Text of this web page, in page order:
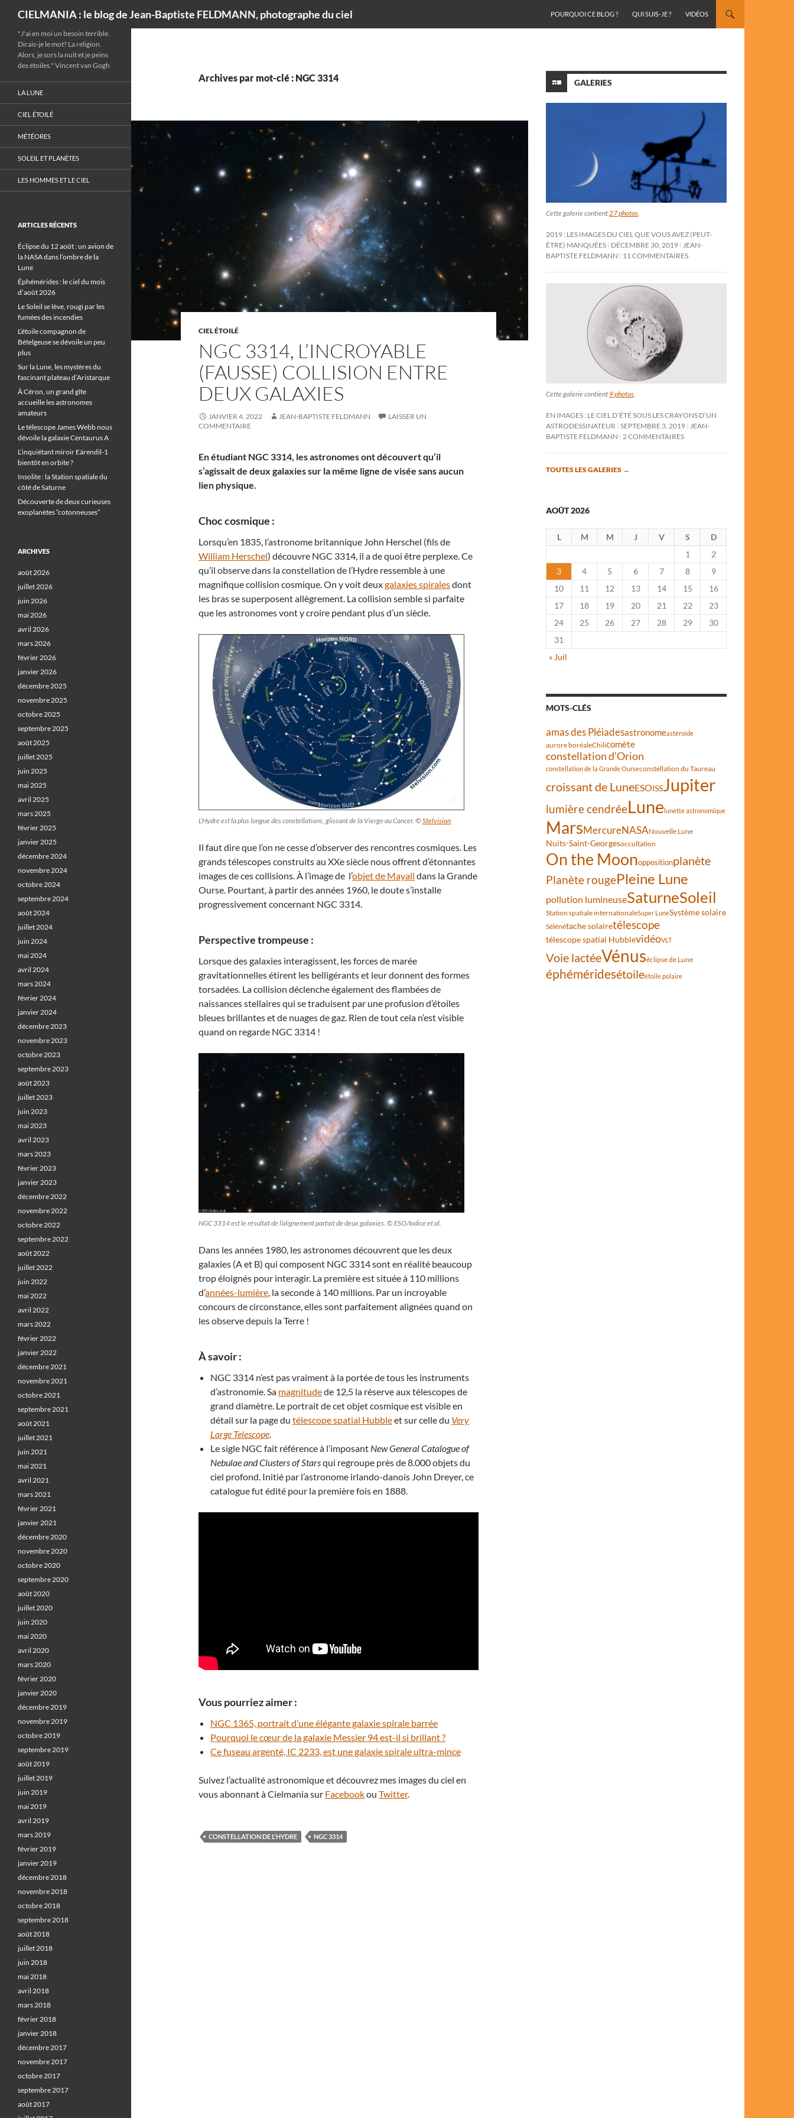
CIELMANIA : le blog de Jean-Baptiste FELDMANN, photographe du ciel
POURQUOI CE BLOG ?
QUI SUIS-JE ? VIDÉOS
Archives par mot-clé : NGC 3314
CIEL ÉTOILÉ
NGC 3314, L’INCROYABLE
(FAUSSE) COLLISION ENTRE
DEUX GALAXIES
JANVIER 4, 2022 JEAN-BAPTISTE FELDMANN
LAISSER UN
COMMENTAIRE
En étudiant NGC 3314, les astronomes ont découvert qu’il
s’agissait de deux galaxies sur la même ligne de visée sans aucun
lien physique.
Choc cosmique :
Lorsqu’en 1835, l’astronome britannique John Herschel (fils de
William Herschel) découvre NGC 3314, il a de quoi être perplexe. Ce
qu’il observe dans la constellation de l’Hydre ressemble à une
magnifique collision cosmique. On y voit deuxgalaxies spiralesdont
les bras se superposent allègrement. La collision semble si parfaite
que les astronomes vont y croire pendant plus d’un siècle.
L’Hydre est la plus longue des constellations, glissant de la Vierge au Cancer. ©Stelvision
Il faut dire que l’on ne cesse d’observer des rencontres cosmiques. Les
grands télescopes construits au XXe siècle nous offrent d’étonnantes
images de ces collisions. À l’image de l’objet de Mayall dans la Grande
Ourse. Pourtant, à partir des années 1960, le doute s’installe
progressivement concernant NGC 3314.
Perspective trompeuse :
Lorsque des galaxies interagissent, les forces de marée
gravitationnelles étirent les belligérants et leur donnent des formes
torsadées. La collision déclenche également des flambées de
naissances stellaires qui se traduisent par une profusion d’étoiles
bleues brillantes et de nuages ​​de gaz. Rien de tout cela n’est visible
quand on regarde NGC 3314 !
NGC 3314 est le résultat de l’alignement parfait de deux galaxies. © ESO/Iodice et al.
Dans les années 1980, les astronomes découvrent que les deux
galaxies (A et B) qui composent NGC 3314 sont en réalité beaucoup
trop éloignés pour interagir. La première est située à 110 millions
d’années-lumière, la seconde à 140 millions. Par un incroyable
concours de circonstance, elles sont parfaitement alignées quand on
les observe depuis la Terre !
À savoir :
NGC 3314 n’est pas vraiment à la portée de tous les instruments
d’astronomie. Sa magnitudede 12,5 la réserve aux télescopes de
grand diamètre. Le portrait de cet objet cosmique est visible en
détail sur la page du télescope spatial Hubbleet sur celle du Very
Large Telescope.
Le sigle NGC fait référence à l’imposant New General Catalogue of
Nebulae and Clusters of Starsqui regroupe près de 8.000 objets du
ciel profond. Initié par l’astronome irlando-danois John Dreyer, ce
catalogue fut édité pour la première fois en 1888.
Vous pourriez aimer :
NGC 1365, portrait d’une élégante galaxie spirale barrée
Pourquoi le cœur de la galaxie Messier 94 est-il si brillant ?
Ce fuseau argenté, IC 2233, est une galaxie spirale ultra-mince
Suivez l’actualité astronomique et découvrez mes images du ciel en
vous abonnant à Cielmania sur Facebookou Twitter.
CONSTELLATION DE L'HYDRE NGC 3314
GALERIES
Cette galerie contient27 photos.
2019 : LES IMAGES DU CIEL QUE VOUS AVEZ (PEUT-
ÊTRE) MANQUÉES DÉCEMBRE 30, 2019 JEAN-
BAPTISTE FELDMANN
11 COMMENTAIRES
Cette galerie contient 9 photos
EN IMAGES : LE CIEL D’ÉTÉ SOUS LES CRAYONS D’UN
ASTRODESSINATEUR SEPTEMBRE 3, 2019
JEAN-
BAPTISTE FELDMANN
2 COMMENTAIRES
TOUTES LES GALERIES →
AOÛT 2026
L M M J V S
D
1
2
3
4 5 6 7 8
9
10
11 12 13 14 15
16
17
18 19 20 21 22
23
24
25 26 27 28 29
30
31
« Juil
MOTS-CLÉS
amas des Pléiadesastronomeastéroïde
aurore boréaleChilicomète
constellation d'Orion
constellation de la Grande Ourseconstellation du Taureau
croissant de LuneESOISSJupiter
lumière cendréeLunelunette astronomique
MarsMercureNASANouvelle Lune
Nuits-Saint-Georgesoccultation
On the Moonoppositionplanète
Planète rougePleine Lune
pollution lumineuseSaturneSoleil
Station spatiale internationaleSuper LuneSystème solaire
Sélénétache solairetélescope
télescope spatial HubblevidéoVLT
Voie lactéeVénuséclipse de Lune
éphéméridesétoileétoile polaire
"J'ai en moi un besoin terrible.
Dirais-je le mot? La religion.
Alors, je sors la nuit et je peins
des étoiles." Vincent van Gogh
LA LUNE
CIEL ÉTOILÉ
MÉTÉORES
SOLEIL ET PLANÈTES
LES HOMMES ET LE CIEL
ARTICLES RÉCENTS
Éclipse du 12 août : un avion de
la NASA dans l’ombre de la
Lune
Éphémérides : le ciel du mois
d’août 2026
Le Soleil se lève, rougi par les
fumées des incendies
L’étoile compagnon de
Bételgeuse se dévoile un peu
plus
Sur la Lune, les mystères du
fascinant plateau d’Aristarque
À Céron, un grand gîte
accueille les astronomes
amateurs
Le télescope James Webb nous
dévoile la galaxie Centaurus A
L’inquiétant miroir Eärendil-1
bientôt en orbite ?
Insolite : la Station spatiale du
côté de Saturne
Découverte de deux curieuses
exoplanètes “cotonneuses”
ARCHIVES
août 2026
juillet 2026
juin 2026
mai 2026
avril 2026
mars 2026
février 2026
janvier 2026
décembre 2025
novembre 2025
octobre 2025
septembre 2025
août 2025
juillet 2025
juin 2025
mai 2025
avril 2025
mars 2025
février 2025
janvier 2025
décembre 2024
novembre 2024
octobre 2024
septembre 2024
août 2024
juillet 2024
juin 2024
mai 2024
avril 2024
mars 2024
février 2024
janvier 2024
décembre 2023
novembre 2023
octobre 2023
septembre 2023
août 2023
juillet 2023
juin 2023
mai 2023
avril 2023
mars 2023
février 2023
janvier 2023
décembre 2022
novembre 2022
octobre 2022
septembre 2022
août 2022
juillet 2022
juin 2022
mai 2022
avril 2022
mars 2022
février 2022
janvier 2022
décembre 2021
novembre 2021
octobre 2021
septembre 2021
août 2021
juillet 2021
juin 2021
mai 2021
avril 2021
mars 2021
février 2021
janvier 2021
décembre 2020
novembre 2020
octobre 2020
septembre 2020
août 2020
juillet 2020
juin 2020
mai 2020
avril 2020
mars 2020
février 2020
janvier 2020
décembre 2019
novembre 2019
octobre 2019
septembre 2019
août 2019
juillet 2019
juin 2019
mai 2019
avril 2019
mars 2019
février 2019
janvier 2019
décembre 2018
novembre 2018
octobre 2018
septembre 2018
août 2018
juillet 2018
juin 2018
mai 2018
avril 2018
mars 2018
février 2018
janvier 2018
décembre 2017
novembre 2017
octobre 2017
septembre 2017
août 2017